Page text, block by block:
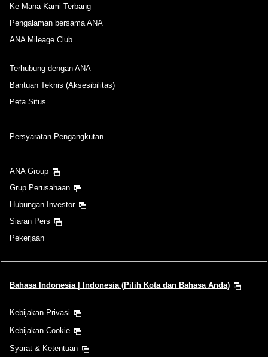
Ke Mana Kami Terbang
Pengalaman bersama ANA
ANA Mileage Club
Terhubung dengan ANA
Bantuan Teknis (Aksesibilitas)
Peta Situs
Persyaratan Pengangkutan
ANA Group
Grup Perusahaan
Hubungan Investor
Siaran Pers
Pekerjaan
Bahasa Indonesia | Indonesia (Pilih Kota dan Bahasa Anda)
Kebijakan Privasi
Kebijakan Cookie
Syarat & Ketentuan